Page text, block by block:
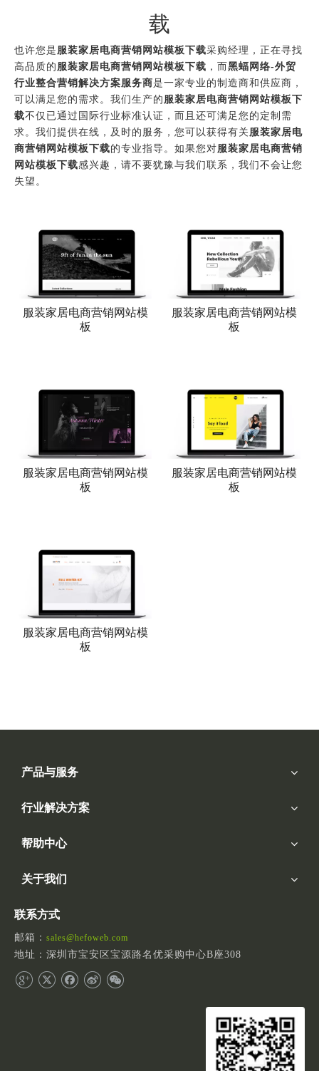
载
也许您是 服装家居电商营销网站模板下载采购经理，正在寻找
高品质的 服装家居电商营销网站模板下载 ，而 黑蝠网络-外贸
行业整合营销解决方案服务商是一家专业的制造商和供应商，
可以满足您的需求。我们生产的 服装家居电商营销网站模板下
载不仅已通过国际行业标准认证，而且还可满足您的定制需
求。我们提供在线，及时的服务，您可以获得有关服装家居电
商营销网站模板下载的专业指导。如果您对服装家居电商营销
网站模板下载感兴趣，请不要犹豫与我们联系，我们不会让您
失望。
服装家居电商营销网站模
板
服装家居电商营销网站模
板
服装家居电商营销网站模
板
服装家居电商营销网站模
板
服装家居电商营销网站模
板
产品与服务
行业解决方案
帮助中心
关于我们
联系方式
邮箱： sales@hefoweb.com
地址：深圳市宝安区宝源路名优采购中心B座308